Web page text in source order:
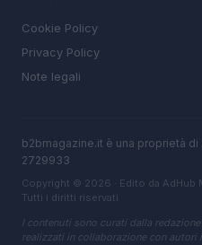
Cookie Policy
Privacy Policy
Note legali
b2bmagazine.it è una proprietà di
2729933
Copyright © 2026 · Edito da AdHub
Tutti i diritti riservati
I contenuti sono curati dalla
realizzati in collaborazione con autori